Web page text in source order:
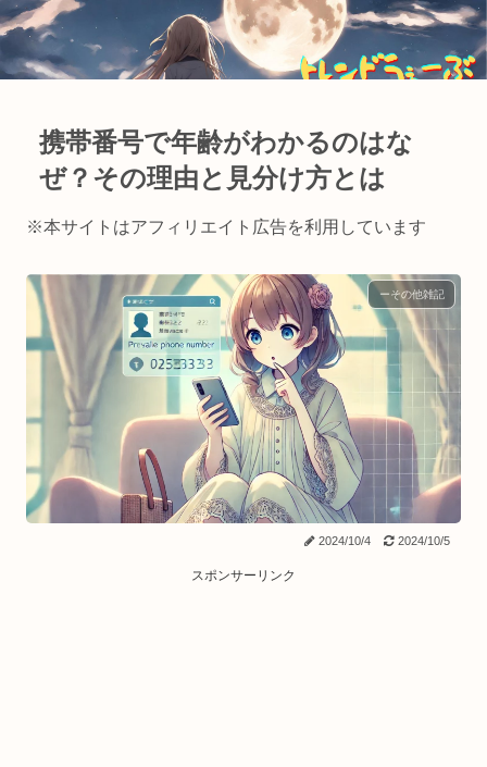
携帯番号で年齢がわかるのはな
ぜ？その理由と見分け方とは
※本サイトはアフィリエイト広告を利用しています
ーその他雑記
2024/10/4 2024/10/5
スポンサーリンク